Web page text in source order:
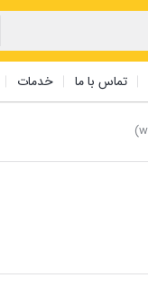
تماس با ما خدمات